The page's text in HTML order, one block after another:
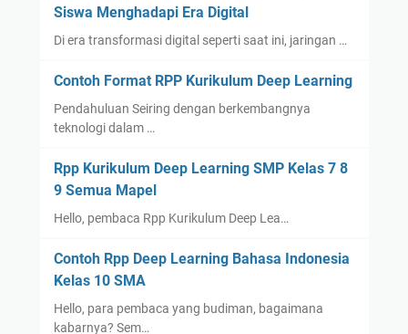
Siswa Menghadapi Era Digital
Di era transformasi digital seperti saat ini, jaringan …
Contoh Format RPP Kurikulum Deep Learning
Pendahuluan Seiring dengan berkembangnya
teknologi dalam …
Rpp Kurikulum Deep Learning SMP Kelas 7 8
9 Semua Mapel
Hello, pembaca Rpp Kurikulum Deep Lea…
Contoh Rpp Deep Learning Bahasa Indonesia
Kelas 10 SMA
Hello, para pembaca yang budiman, bagaimana
kabarnya? Sem…